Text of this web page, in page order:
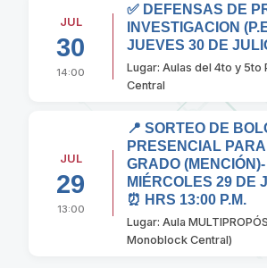
JUL
30
14:00
✅ DEFENSAS DE
INVESTIGACION
JUEVES 30 DE
Lugar: Aulas del 4to y 5to
Central
JUL
29
13:00
📍 SORTEO DE
PRESENCIAL
GRADO
MIÉRCOLES 29 DE
⏰ HRS 13:00 P.M.
Lugar: Aula
Monoblock Central)